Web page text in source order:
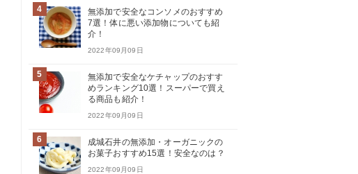
4
無添加で安全なコンソメのおすすめ
7選！体に悪い添加物についても紹
介！
2022年09月09日
5
無添加で安全なケチャップのおすす
めランキング10選！スーパーで買え
る商品も紹介！
2022年09月09日
6
成城石井の無添加・オーガニックの
お菓子おすすめ15選！安全なのは？
2022年09月09日